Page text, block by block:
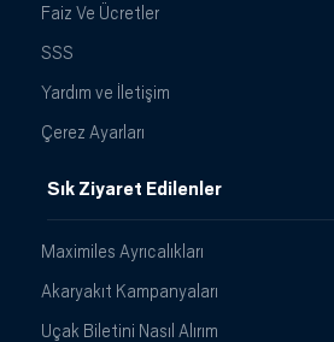
Faiz Ve Ücretler
SSS
Yardım ve İletişim
Çerez Ayarları
Sık Ziyaret Edilenler
Maximiles Ayrıcalıkları
Akaryakıt Kampanyaları
Uçak Biletini Nasıl Alırım